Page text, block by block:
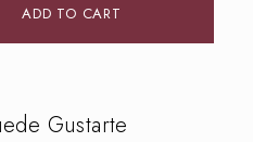
ADD TO CART
Gustarte